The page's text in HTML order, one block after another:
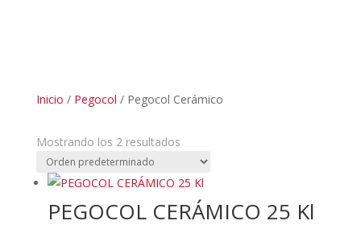
Inicio / Pegocol / Pegocol Cerámico
Mostrando los 2 resultados
PEGOCOL CERÁMICO 25 Kl